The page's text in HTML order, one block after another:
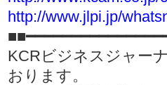
http://www.jlpi.jp/
KCRビジネスジャー
おります。